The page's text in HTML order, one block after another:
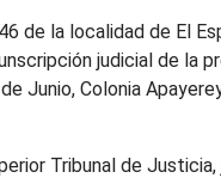
de la localidad de
judicial de la
Junio, Colonia
Tribunal de Justicia,